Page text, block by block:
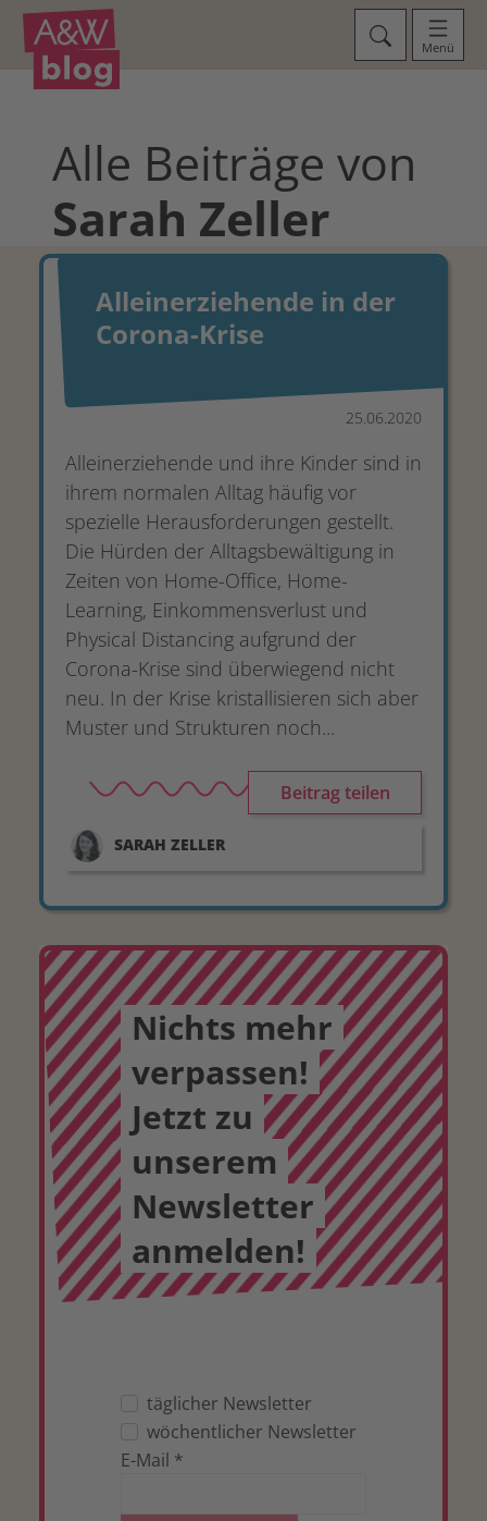
Menü
Alle Beiträge von
Sarah Zeller
Alleinerziehende in der
Corona-Krise
Alleinerziehende und ihre Kinder sind in
ihrem normalen Alltag häufig vor
spezielle Herausforderungen gestellt.
Die Hürden der Alltagsbewältigung in
Zeiten von Home-Office, Home-
Learning, Einkommensverlust und
Physical Distancing aufgrund der
Corona-Krise sind überwiegend nicht
neu. In der Krise kristallisieren sich aber
Muster und Strukturen noch...
Beitrag teilen
SARAH ZELLER
25.06.2020
Nichts mehr
verpassen!
Jetzt zu
unserem
Newsletter
anmelden!
täglicher Newsletter
wöchentlicher Newsletter
E-Mail *